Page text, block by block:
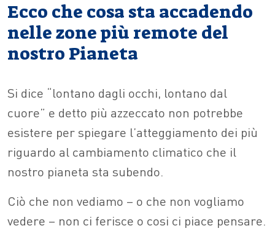
Ecco che cosa sta accadendo
nelle zone più remote del
nostro Pianeta
Si dice “lontano dagli occhi, lontano dal
cuore” e detto più azzeccato non potrebbe
esistere per spiegare l’atteggiamento dei più
riguardo al cambiamento climatico che il
nostro pianeta sta subendo.
Ciò che non vediamo – o che non vogliamo
vedere – non ci ferisce o cosi ci piace pensare.